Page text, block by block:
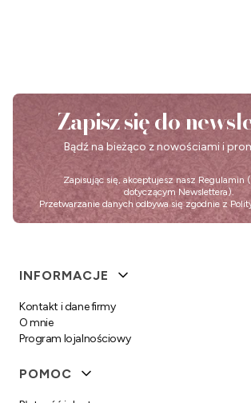
Zapisz się do
Bądź na bieżąco z nowościami i
Zapisując się, akceptujesz nasz Regulamin
dotyczącym Newslettera).
Przetwarzanie danych odbywa się zgodnie z
Linki w stopce
INFORMACJE
Kontakt i dane firmy
O mnie
Program lojalnościowy
POMOC